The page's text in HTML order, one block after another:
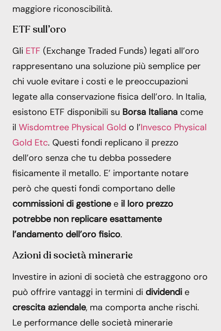
maggiore riconoscibilità.
ETF sull’oro
Gli ETF (Exchange Traded Funds) legati all’oro
rappresentano una soluzione più semplice per
chi vuole evitare i costi e le preoccupazioni
legate alla conservazione fisica dell’oro. In Italia,
esistono ETF disponibili su Borsa Italiana come
il Wisdomtree Physical Gold o l’Invesco Physical
Gold Etc. Questi fondi replicano il prezzo
dell’oro senza che tu debba possedere
fisicamente il metallo. E’ importante notare
però che questi fondi comportano delle
commissioni di gestionee il loro prezzo
potrebbe non replicare esattamente
l’andamento dell’oro fisico.
Azioni di società minerarie
Investire in azioni di società che estraggono oro
può offrire vantaggi in termini di dividendi e
crescita aziendale, ma comporta anche rischi.
Le performance delle società minerarie